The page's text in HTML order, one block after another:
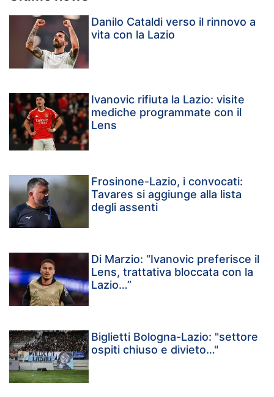
Danilo Cataldi verso il rinnovo a
vita con la Lazio
Ivanovic rifiuta la Lazio: visite
mediche programmate con il
Lens
Frosinone-Lazio, i convocati:
Tavares si aggiunge alla lista
degli assenti
Di Marzio: “Ivanovic preferisce il
Lens, trattativa bloccata con la
Lazio…”
Biglietti Bologna-Lazio: "settore
ospiti chiuso e divieto…"